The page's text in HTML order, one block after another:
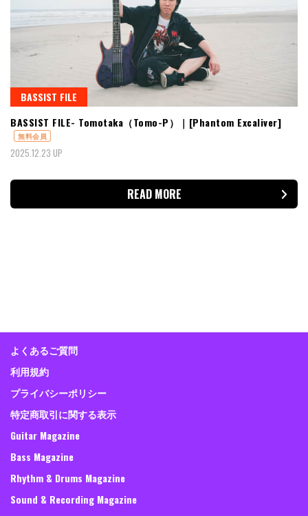
BASSIST FILE
BASSIST FILE- Tomotaka（Tomo-P）｜[Phantom Excaliver]
無料会員
2025.12.23 UP
READ MORE
よくあるご質問
利用規約
プライバシーポリシー
特定商取引に関する表示
Guitar Magazine
Bass Magazine
Rhythm & Drums Magazine
Sound & Recording Magazine